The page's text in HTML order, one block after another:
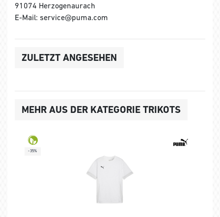
91074 Herzogenaurach
E-Mail: service@puma.com
ZULETZT ANGESEHEN
MEHR AUS DER KATEGORIE TRIKOTS
-35%